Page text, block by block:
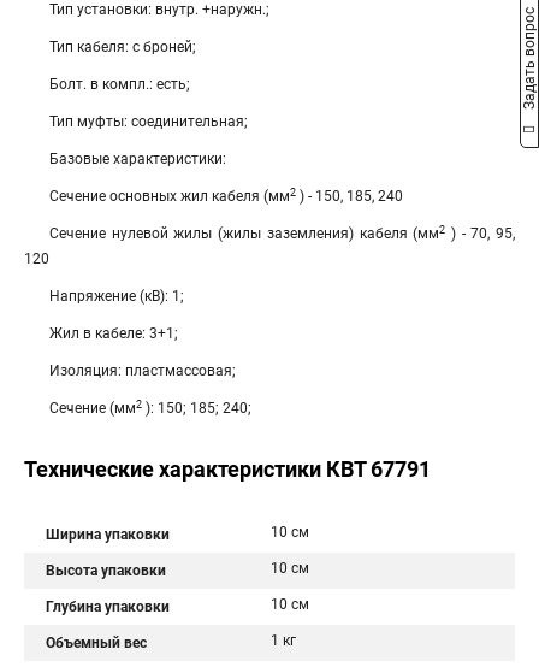
Тип установки: внутр. +наружн.;
Тип кабеля: с броней;
Болт. в компл.: есть;
Тип муфты: соединительная;
Базовые характеристики:
Сечение основных жил кабеля (мм2 ) - 150, 185, 240
Сечение нулевой жилы (жилы заземления) кабеля (мм2 ) - 70, 95,
120
Напряжение (кВ): 1;
Жил в кабеле: 3+1;
Изоляция: пластмассовая;
Сечение (мм2 ): 150; 185; 240;
Технические характеристики КВТ 67791
Ширина упаковки 10 см
Высота упаковки 10 см
Глубина упаковки 10 см
Объемный вес 1 кг
Задать вопрос